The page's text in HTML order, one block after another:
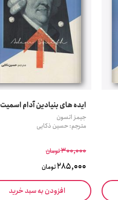
ایده های بنیادین آدام اسمیت
جیمز اتسون
مترجم: حسین ذکایی
300,000تومان
285,000تومان
افزودن به سبد خرید